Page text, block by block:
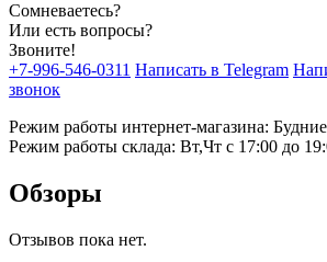
Сомневаетесь?
Или есть вопросы?
Звоните!
+7-996-546-0311 Написать в Telegram
звонок
Режим работы интернет-магазина:
Режим работы склада: Вт,Чт с 17:00 до
Обзоры
Отзывов пока нет.